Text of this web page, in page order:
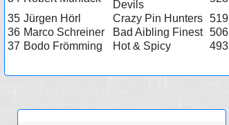
Devils
35 Jürgen Hörl Crazy Pin Hunters 519
36 Marco Schreiner Bad Aibling Finest 506
37 Bodo Frömming Hot & Spicy 493